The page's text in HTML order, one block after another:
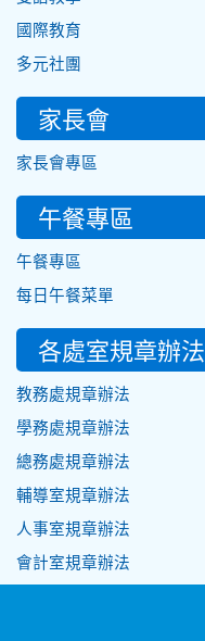
國際教育
多元社團
家長會
家長會專區
午餐專區
午餐專區
每日午餐菜單
各處室規章辦法
教務處規章辦法
學務處規章辦法
總務處規章辦法
輔導室規章辦法
人事室規章辦法
會計室規章辦法